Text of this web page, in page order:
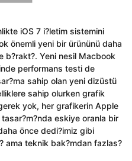
iOS 7 i?letim sistemini
önemli yeni bir ürününü daha
b?rakt?. Yeni nesil Macbook
performans testi de
sahip olan yeni dizüstü
sahip olurken grafik
yok, her grafikerin Apple
eskiye oranla bir
önce dedi?imiz gibi
ama teknik bak?mdan fazlas?